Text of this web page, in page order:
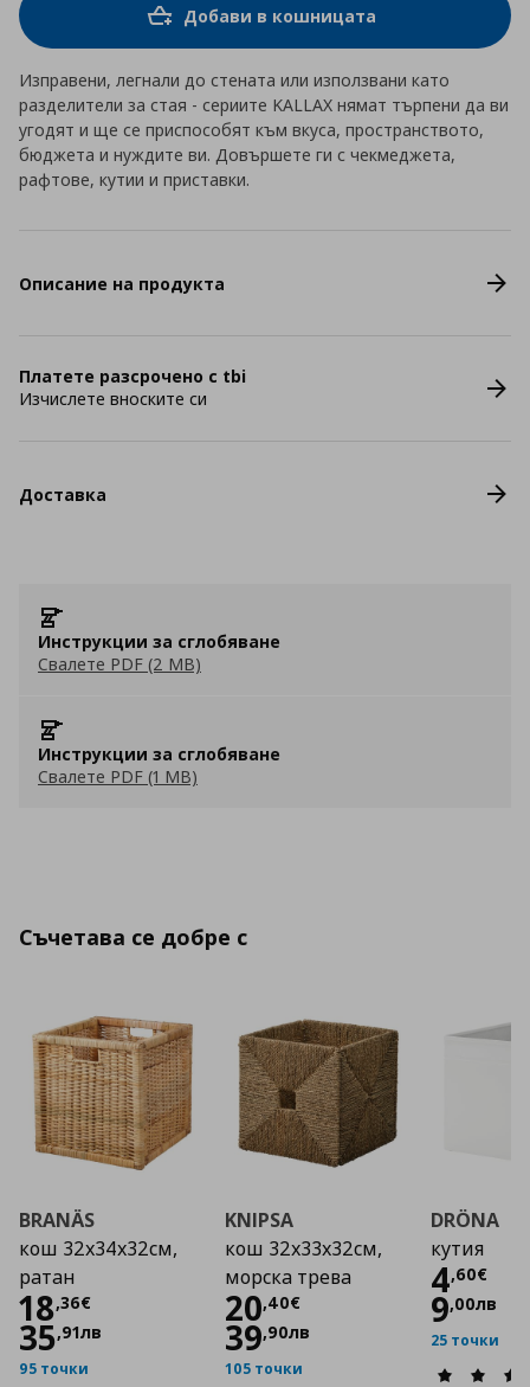
Добави в кошницата
Изправени, легнали до стената или използвани като
разделители за стая - сериите KALLAX нямат търпени да ви
угодят и ще се приспособят към вкуса, пространството,
бюджета и нуждите ви. Довършете ги с чекмеджета,
рафтове, кутии и приставки.
Описание на продукта
Платете разсрочено с tbi
Изчислете вноските си
Доставка
Инструкции за сглобяване
Свалете PDF (2 MB)
Инструкции за сглобяване
Свалете PDF (1 MB)
Съчетава се добре с
BRANÄS
кош 32х34х32см,
ратан
18,36€
Цена
35,91лв
95 точки
KNIPSA
кош 32х33х32см,
морска трева
20,40€
Цена 20,40 €
39,90лв
105 точки
DRÖNA
кутия
4,60€
Цена
9,00лв
25 точки